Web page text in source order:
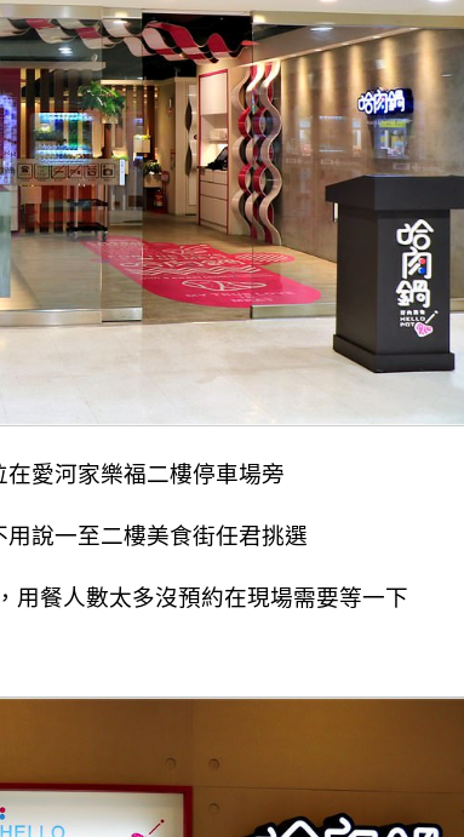
愛河家樂福二樓停車場旁
說一至二樓美食街任君挑選
用餐人數太多沒預約在現場需要等一下